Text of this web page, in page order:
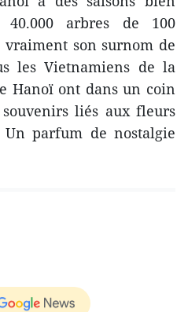
40.000 arbres de 100
vraiment son surnom de
les Vietnamiens de la
Hanoï ont dans un coin
liés aux fleurs
parfum de nostalgie